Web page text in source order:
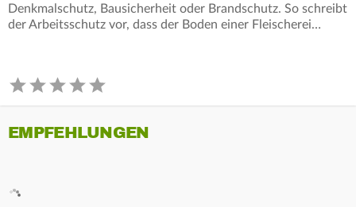
Denkmalschutz, Bausicherheit oder Brandschutz. So schreibt
der Arbeitsschutz vor, dass der Boden einer Fleischerei…
EMPFEHLUNGEN